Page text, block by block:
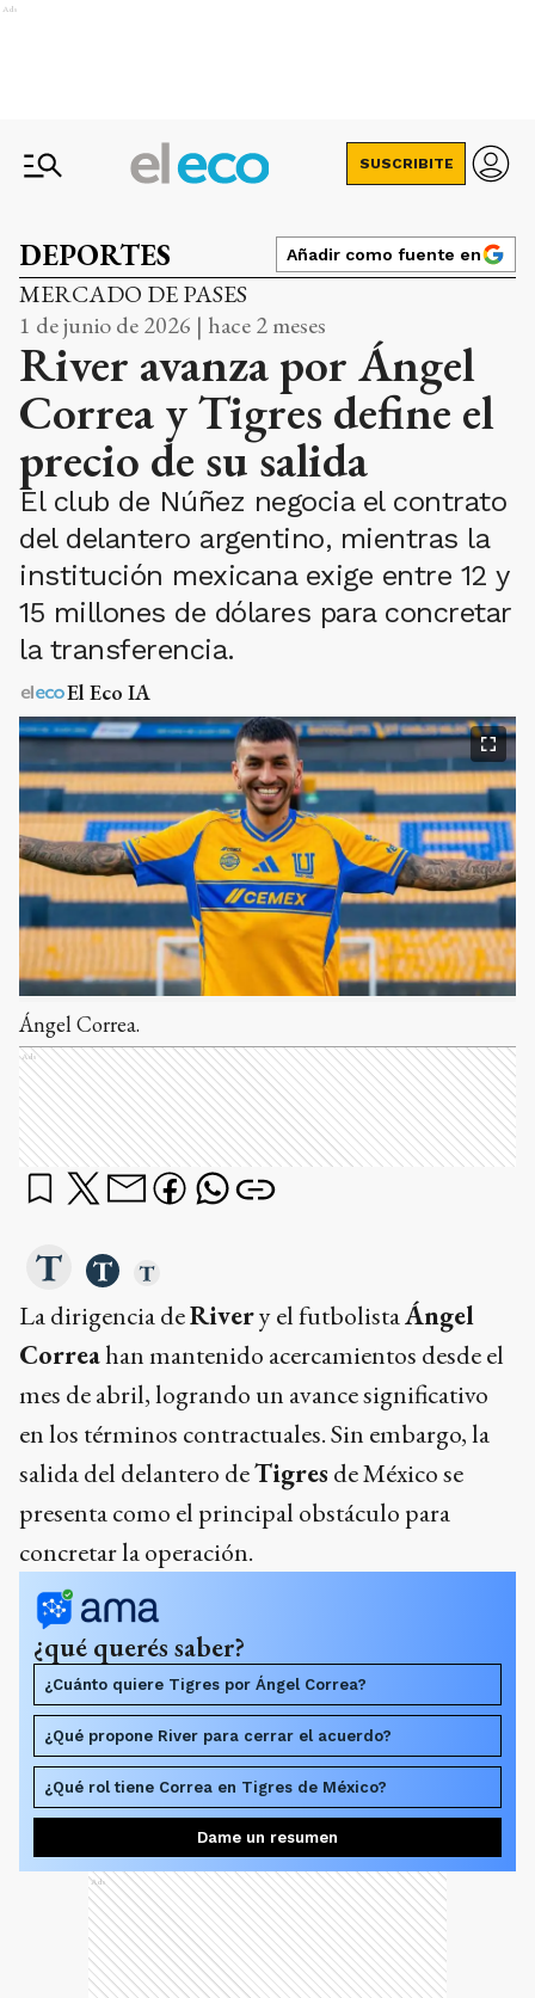
Ads
SUSCRIBITE
DEPORTES Añadir como fuente en
MERCADO DE PASES
1 de junio de 2026 | hace 2 meses
River avanza por Ángel
Correa y Tigres define el
precio de su salida
El club de Núñez negocia el contrato
del delantero argentino, mientras la
institución mexicana exige entre 12 y
15 millones de dólares para concretar
la transferencia.
El Eco IA
Ángel Correa.
Ads
La dirigencia deRivery el futbolistaÁngel
Correahan mantenido acercamientos desde el
mes de abril, logrando un avance significativo
en los términos contractuales. Sin embargo, la
salida del delantero deTigres de México se
presenta como el principal obstáculo para
concretar la operación.
¿qué querés saber?
¿Cuánto quiere Tigres por Ángel Correa?
¿Qué propone River para cerrar el acuerdo?
¿Qué rol tiene Correa en Tigres de México?
Dame un resumen
Ads